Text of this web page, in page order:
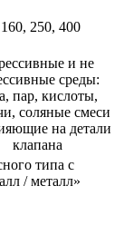
250, 400
и не
среды:
пар, кислоты,
соляные смеси
на детали
клапана
типа c
/ металл»